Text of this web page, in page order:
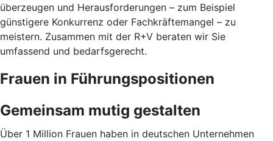
überzeugen und Herausforderungen – zum Beispiel
günstigere Konkurrenz oder Fachkräftemangel – zu
meistern. Zusammen mit der R+V beraten wir Sie
umfassend und bedarfsgerecht.
Frauen in Führungspositionen
Gemeinsam mutig gestalten
Über 1 Million Frauen haben in deutschen Unternehmen